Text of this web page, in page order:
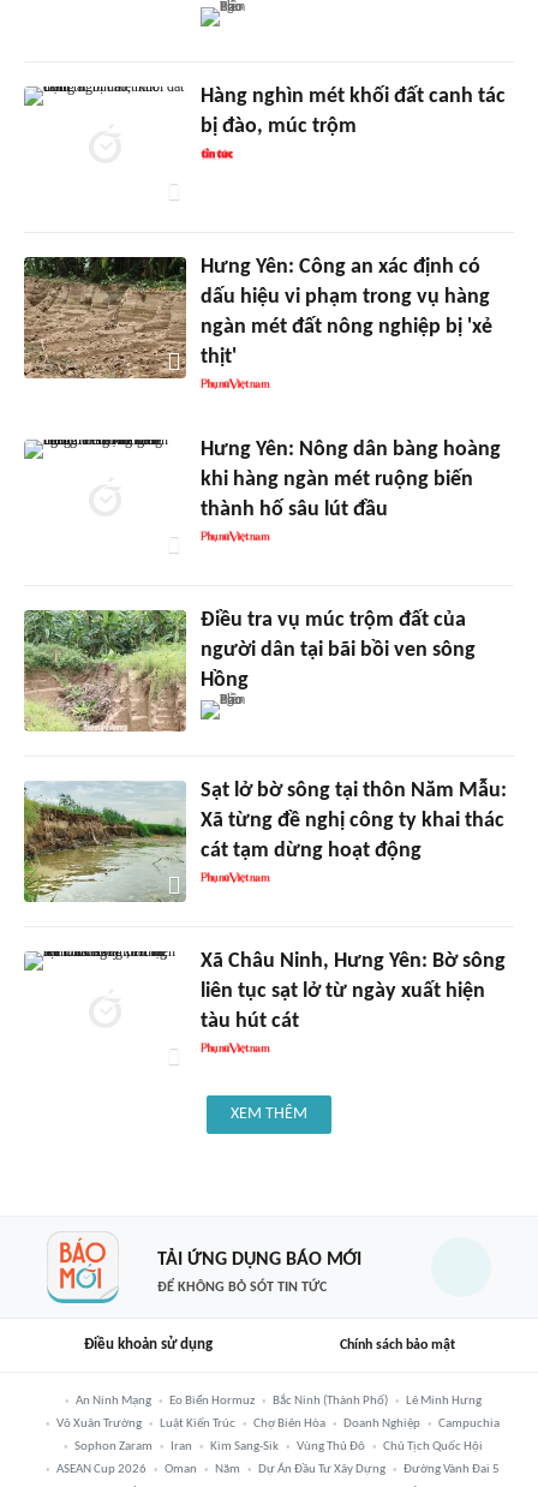
Hàng nghìn mét khối đất canh tác
bị đào, múc trộm
Hưng Yên: Công an xác định có
dấu hiệu vi phạm trong vụ hàng
ngàn mét đất nông nghiệp bị 'xẻ
thịt'
Hưng Yên: Nông dân bàng hoàng
khi hàng ngàn mét ruộng biến
thành hố sâu lút đầu
Điều tra vụ múc trộm đất của
người dân tại bãi bồi ven sông
Hồng
Sạt lở bờ sông tại thôn Năm Mẫu:
Xã từng đề nghị công ty khai thác
cát tạm dừng hoạt động
Xã Châu Ninh, Hưng Yên: Bờ sông
liên tục sạt lở từ ngày xuất hiện
tàu hút cát
XEM THÊM
TẢI ỨNG DỤNG BÁO MỚI
ĐỂ KHÔNG BỎ SÓT TIN TỨC
Điều khoản sử dụng Chính sách bảo mật
An Ninh Mạng Eo Biển Hormuz Bắc Ninh (thành Phố)
Lê Minh Hưng
Võ Xuân Trường
Luật Kiến Trúc Chợ Biên Hòa Doanh Nghiệp
Campuchia
Sophon Zaram
Iran Kim Sang-Sik Vùng Thủ Đô
Chủ Tịch Quốc Hội
ASEAN Cup 2026
Oman Năm Dự Án Đầu Tư Xây Dựng
Đường Vành Đai 5